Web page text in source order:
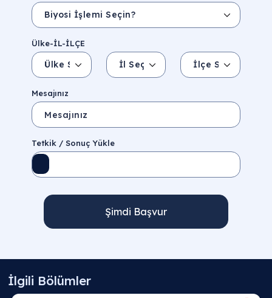
Ülke-İL-İLÇE
Ülke Seçin
İl Seçin İlçe Seçin
Mesajınız
Tetkik / Sonuç Yükle
Şimdi Başvur